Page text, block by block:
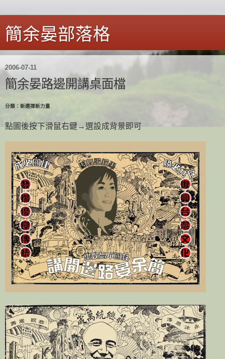
簡余晏部落格
2006-07-11
簡余晏路邊開講桌面檔
分類：新選擇新力量
點圖後按下滑鼠右鍵→選設成背景即可